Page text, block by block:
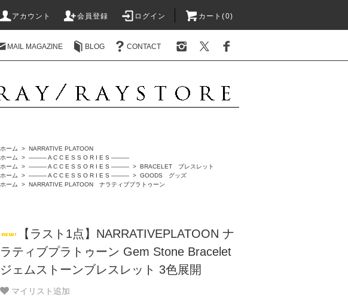
アカウント 会員登録 ログイン カート(0)
MAIL MAGAZINE BLOG CONTACT
ホーム > NARRATIVE PLATOON
ホーム
> ――― A C C E S S O R I E S ―――
ホーム
> ――― A C C E S S O R I E S ――― > BRACELET ブレスレット
ホーム
> ――― A C C E S S O R I E S ――― > GOODS グッズ
ホーム
> NARRATIVE PLATOON ナラティブプラトゥーン
【ラスト1点】NARRATIVEPLATOON ナ
ラティブプラトゥーン Gem Stone Bracelet
ジェムストーンブレスレット 3色展開
マイリスト追加